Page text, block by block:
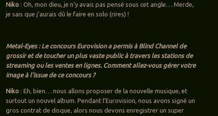
Niko: Oh, mon dieu, je n’y avais pas pensé sous cet angle… Merde,
je sais que j’aurais dû le faire en solo (rires) !
Metal-Eyes : Le concours Eurovision a permis à Blind Channel de
grossir et de toucher un plus vaste public à travers les stations de
streaming ou les ventes en lignes. Comment allez-vous gérer votre
image à l’issue de ce concours ?
Niko: Eh, bien… nous allons proposer de la nouvelle musique, et
surtout un nouvel album. Pendant l’Eurovision, nous avons signé un
gros contrat de disque, alors nous devons enregistrer un super